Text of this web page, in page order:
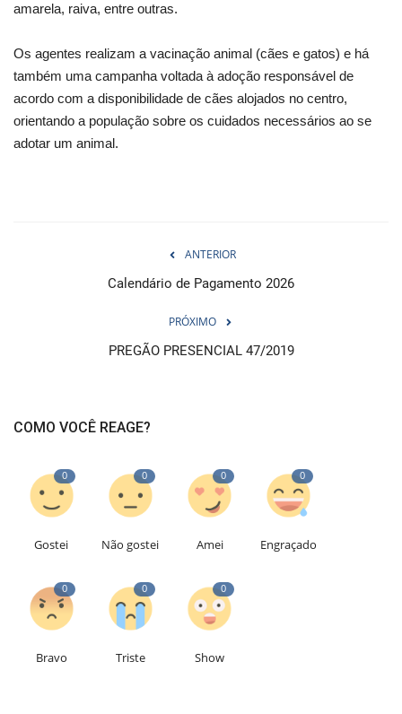
amarela, raiva, entre outras.
Os agentes realizam a vacinação animal (cães e gatos) e há
também uma campanha voltada à adoção responsável de
acordo com a disponibilidade de cães alojados no centro,
orientando a população sobre os cuidados necessários ao se
adotar um animal.
ANTERIOR
Calendário de Pagamento 2026
PRÓXIMO
PREGÃO PRESENCIAL 47/2019
COMO VOCÊ REAGE?
0
Gostei
0
Não gostei
0
Amei
0
Engraçado
0
Bravo
0
Triste
0
Show